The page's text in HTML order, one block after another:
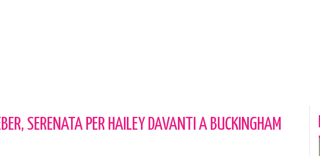
SERENATA PER HAILEY DAVANTI A BUCKINGHAM